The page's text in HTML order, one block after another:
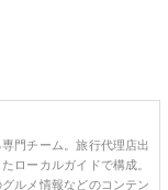
門チーム。旅行代理店出
ローカルガイドで構成。
ルメ情報などのコンテン